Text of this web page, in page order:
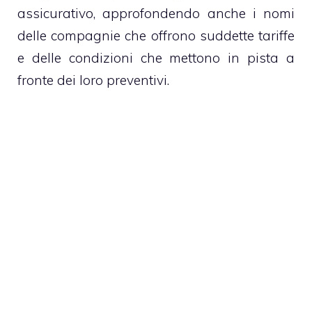
assicurativo, approfondendo anche i nomi
delle compagnie che offrono suddette tariffe
e delle condizioni che mettono in pista a
fronte dei loro preventivi.